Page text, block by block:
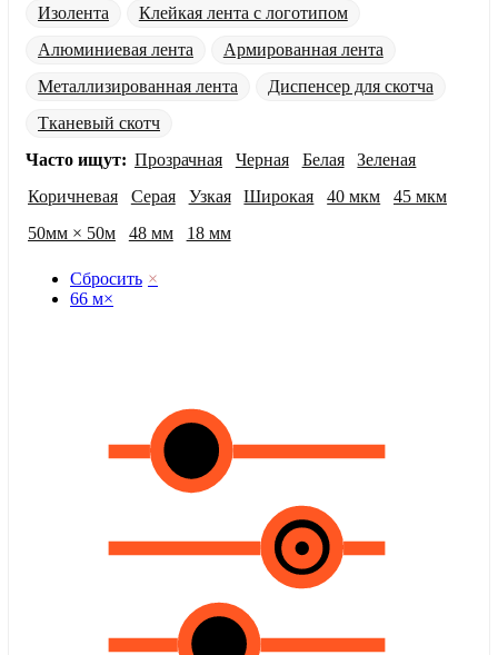
Изолента
Клейкая лента с логотипом
Алюминиевая лента
Армированная лента
Металлизированная лента
Диспенсер для скотча
Тканевый скотч
Часто ищут: Прозрачная Черная Белая
Зеленая
Коричневая
Серая Узкая Широкая 40 мкм
45 мкм
50мм × 50м
48 мм 18 мм
Сбросить ×
66 м×